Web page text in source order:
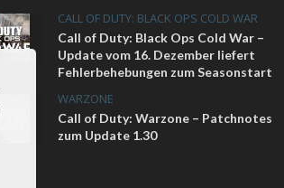
CALL OF DUTY: BLACK OPS COLD WAR
Call of Duty: Black Ops Cold War –
Update vom 16. Dezember liefert
Fehlerbehebungen zum Seasonstart
WARZONE
Call of Duty: Warzone – Patchnotes
zum Update 1.30